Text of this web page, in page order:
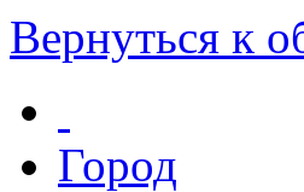
Вернуться к
Город